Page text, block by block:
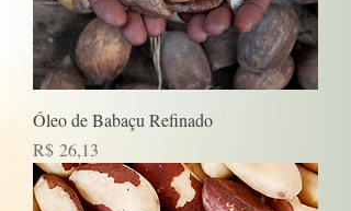
Óleo de Babaçu Refinado
Preço
R$ 26,13